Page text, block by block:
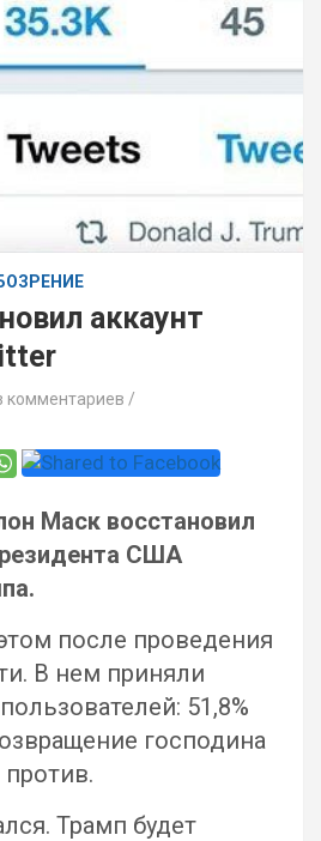
аккаунт
комментариев
Маск восстановил
США
после проведения
В нем приняли
51,8%
господина
Трамп будет